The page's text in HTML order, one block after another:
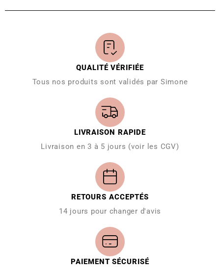
QUALITÉ VÉRIFIÉE
Tous nos produits sont validés par Simone
LIVRAISON RAPIDE
Livraison en 3 à 5 jours (voir les CGV)
RETOURS ACCEPTÉS
14 jours pour changer d'avis
PAIEMENT SÉCURISÉ